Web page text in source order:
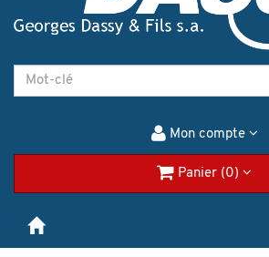
Mon compte
Panier (0)